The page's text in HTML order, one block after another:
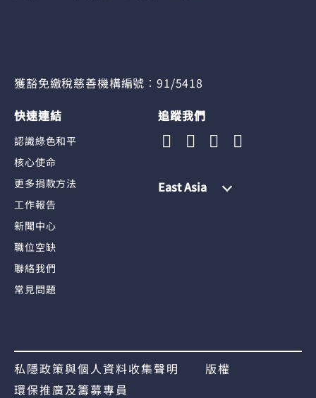
獲豁免繳稅慈善機構編號︰91/5418
快速連結
認識綠色和平
核心使命
更多捐款方法
工作報告
新聞中心
職位空缺
聯絡我們
常見問題
追蹤我們
East Asia
私隱政策與個人資料收集聲明
版權
環保推廣及籌募專員